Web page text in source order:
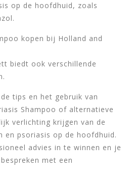
op de hoofdhuid, zoals
kopen bij Holland and
biedt ook verschillende
tips en het gebruik van
Shampoo of alternatieve
verlichting krijgen van de
en psoriasis op de hoofdhuid.
advies in te winnen en je
met een